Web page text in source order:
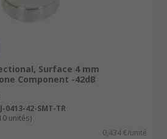
Surface 4 mm
Component -42dB
0413-42-SMT-TR
unités)
0,434 €/unité